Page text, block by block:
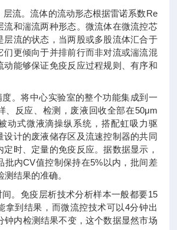
层流。流体的流动形态根据雷诺系数Re
流和湍流两种形态。微流体在微流控芯
层流的状态，当两股或多股流体汇合于
们更倾向于并排前行而非对流或湍流混
动能够保证免疫反应过程规则、有序和
度。将中心实验室的整个功能集成到一
、反应、检测，废液回收全部在50μm
动式微液滴操纵系统，搭配虹吸力驱
设计的废液储存区及流速控制器的共同
定时、定量的免疫反应。据数据显示，
批内CV值控制保持在5%以内，批间差
测结果的准确。
间。免疫层析技术分析样本一般都要15
拿到结果，而微流控技术可以4分钟出
钟内检测结果不变，这个数据显然市场